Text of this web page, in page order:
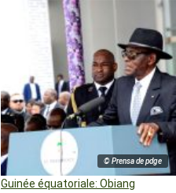
© Prensa de pdge
Guinée équatoriale: Obiang